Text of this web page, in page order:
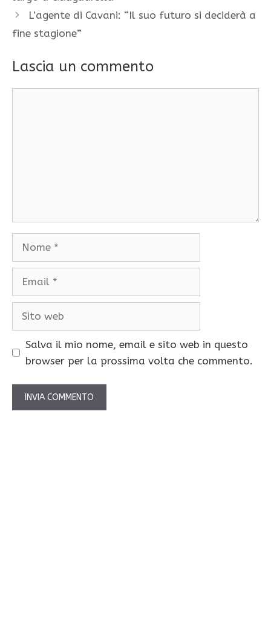
L’agente di Cavani: “Il suo futuro si deciderà a
fine stagione”
Lascia un commento
Salva il mio nome, email e sito web in questo
browser per la prossima volta che commento.